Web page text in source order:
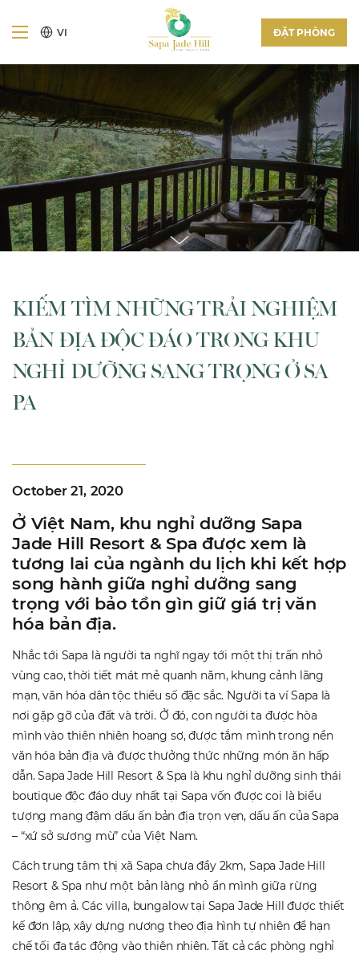
VI ĐẶT PHÒNG
KIẾM TÌM NHỮNG TRẢI NGHIỆM
BẢN ĐỊA ĐỘC ĐÁO TRONG KHU
NGHỈ DƯỠNG SANG TRỌNG Ở SA
PA
October 21, 2020
Ở Việt Nam, khu nghỉ dưỡng Sapa
Jade Hill Resort & Spa được xem là
tương lai của ngành du lịch khi kết hợp
song hành giữa nghỉ dưỡng sang
trọng với bảo tồn gìn giữ giá trị văn
hóa bản địa.
Nhắc tới Sapa là người ta nghĩ ngay tới một thị trấn nhỏ
vùng cao, thời tiết mát mẻ quanh năm, khung cảnh lãng
mạn, văn hóa dân tộc thiểu số đặc sắc. Người ta ví Sapa là
nơi gặp gỡ của đất và trời. Ở đó, con người ta được hòa
mình vào thiên nhiên hoang sơ, được tắm mình trong nền
văn hóa bản địa và được thưởng thức những món ăn hấp
dẫn. Sapa Jade Hill Resort & Spa là khu nghỉ dưỡng sinh thái
boutique độc đáo duy nhất tại Sapa vốn được coi là biểu
tượng mang đậm dấu ấn bản địa trọn vẹn, dấu ấn của Sapa
– “xứ sở sương mù” của Việt Nam.
Cách trung tâm thị xã Sapa chưa đầy 2km, Sapa Jade Hill
Resort & Spa như một bản làng nhỏ ẩn mình giữa rừng
thông êm ả. Các villa, bungalow tại Sapa Jade Hill được thiết
kế đơn lập, xây dựng nương theo địa hình tự nhiên để hạn
chế tối đa tác động vào thiên nhiên. Tất cả các phòng nghỉ